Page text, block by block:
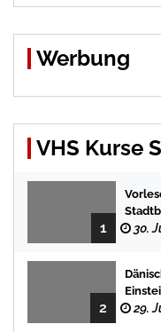
Werbung
VHS Kurse
1 30.
2 29.